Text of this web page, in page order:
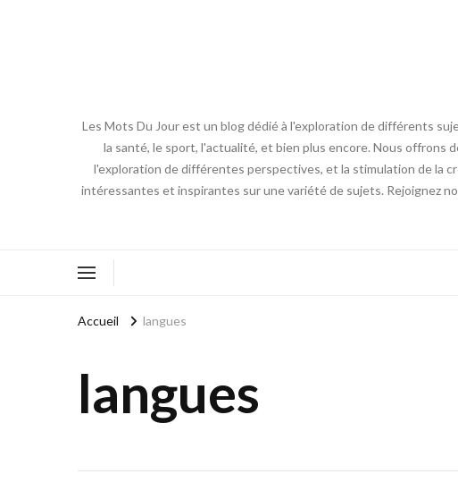
Les Mots Du Jour est un blog dédié à l'exploration de différents
la santé, le sport, l'actualité, et bien plus encore. Nous offrons
l'exploration de différentes perspectives, et la stimulation de la
intéressantes et inspirantes sur une variété de sujets. Rejoignez
Accueil langues
langues